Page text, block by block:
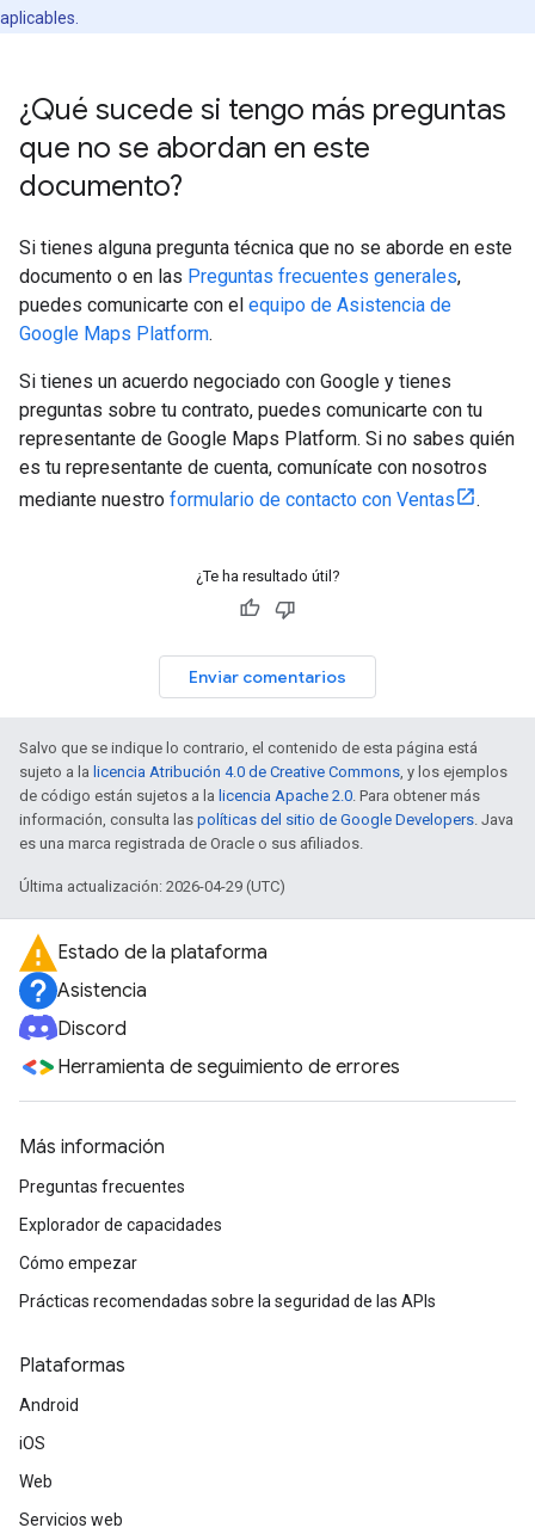
aplicables.
¿Qué sucede si tengo más preguntas
que no se abordan en este
documento?
Si tienes alguna pregunta técnica que no se aborde en este
documento o en las Preguntas frecuentes generales,
puedes comunicarte con el equipo de Asistencia de
Google Maps Platform.
Si tienes un acuerdo negociado con Google y tienes
preguntas sobre tu contrato, puedes comunicarte con tu
representante de Google Maps Platform. Si no sabes quién
es tu representante de cuenta, comunícate con nosotros
mediante nuestro formulario de contacto con Ventas .
¿Te ha resultado útil?
Enviar comentarios
Salvo que se indique lo contrario, el contenido de esta página está
sujeto a la licencia Atribución 4.0 de Creative Commons, y los ejemplos
de código están sujetos a la licencia Apache 2.0. Para obtener más
información, consulta las políticas del sitio de Google Developers. Java
es una marca registrada de Oracle o sus afiliados.
Última actualización: 2026-04-29 (UTC)
Estado de la plataforma
Asistencia
Discord
Herramienta de seguimiento de errores
Más información
Preguntas frecuentes
Explorador de capacidades
Cómo empezar
Prácticas recomendadas sobre la seguridad de las APIs
Plataformas
Android
iOS
Web
Servicios web